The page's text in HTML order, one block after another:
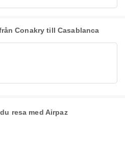
Conakry till Casablanca
resa med Airpaz